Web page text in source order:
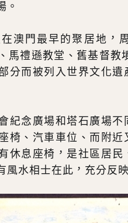
。
澳門最早的聚居地，
馬禮遜教堂、舊基督教
分而被列入世界文化
紀念廣場和塔石廣場
椅、汽車車位、而附
休息座椅，是社區居
風水相士在此，充分反